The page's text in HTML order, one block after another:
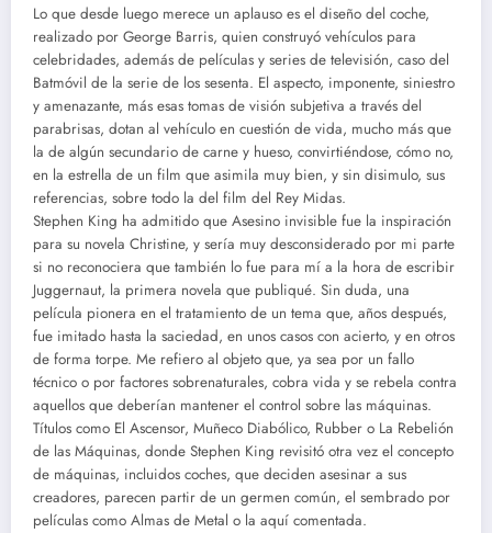
Lo que desde luego merece un aplauso es el diseño del coche,
realizado por George Barris, quien construyó vehículos para
celebridades, además de películas y series de televisión, caso del
Batmóvil de la serie de los sesenta. El aspecto, imponente, siniestro
y amenazante, más esas tomas de visión subjetiva a través del
parabrisas, dotan al vehículo en cuestión de vida, mucho más que
la de algún secundario de carne y hueso, convirtiéndose, cómo no,
en la estrella de un film que asimila muy bien, y sin disimulo, sus
referencias, sobre todo la del film del Rey Midas.
Stephen King ha admitido que Asesino invisible fue la inspiración
para su novela Christine, y sería muy desconsiderado por mi parte
si no reconociera que también lo fue para mí a la hora de escribir
Juggernaut, la primera novela que publiqué. Sin duda, una
película pionera en el tratamiento de un tema que, años después,
fue imitado hasta la saciedad, en unos casos con acierto, y en otros
de forma torpe. Me refiero al objeto que, ya sea por un fallo
técnico o por factores sobrenaturales, cobra vida y se rebela contra
aquellos que deberían mantener el control sobre las máquinas.
Títulos como El Ascensor, Muñeco Diabólico, Rubber o La Rebelión
de las Máquinas, donde Stephen King revisitó otra vez el concepto
de máquinas, incluidos coches, que deciden asesinar a sus
creadores, parecen partir de un germen común, el sembrado por
películas como Almas de Metal o la aquí comentada.